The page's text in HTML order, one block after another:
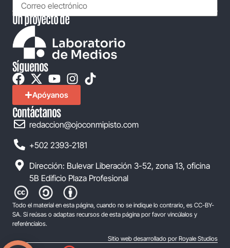
Un proyecto de
Síguenos
Apóyanos
Contáctanos
redaccion@ojoconmipisto.com
+502 2393-2181
Dirección: Bulevar Liberación 3-52, zona 13, oficina
5B Edificio Plaza Profesional
Todo el material en esta página, cuando no se indique lo contrario, es CC-BY-
SA. Si reúsas o adaptas recursos de esta página por favor vincúlalos y
referéncialos.
Sitio web desarrollado por Royale Studios